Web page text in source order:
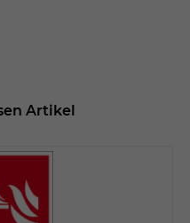
Artikel